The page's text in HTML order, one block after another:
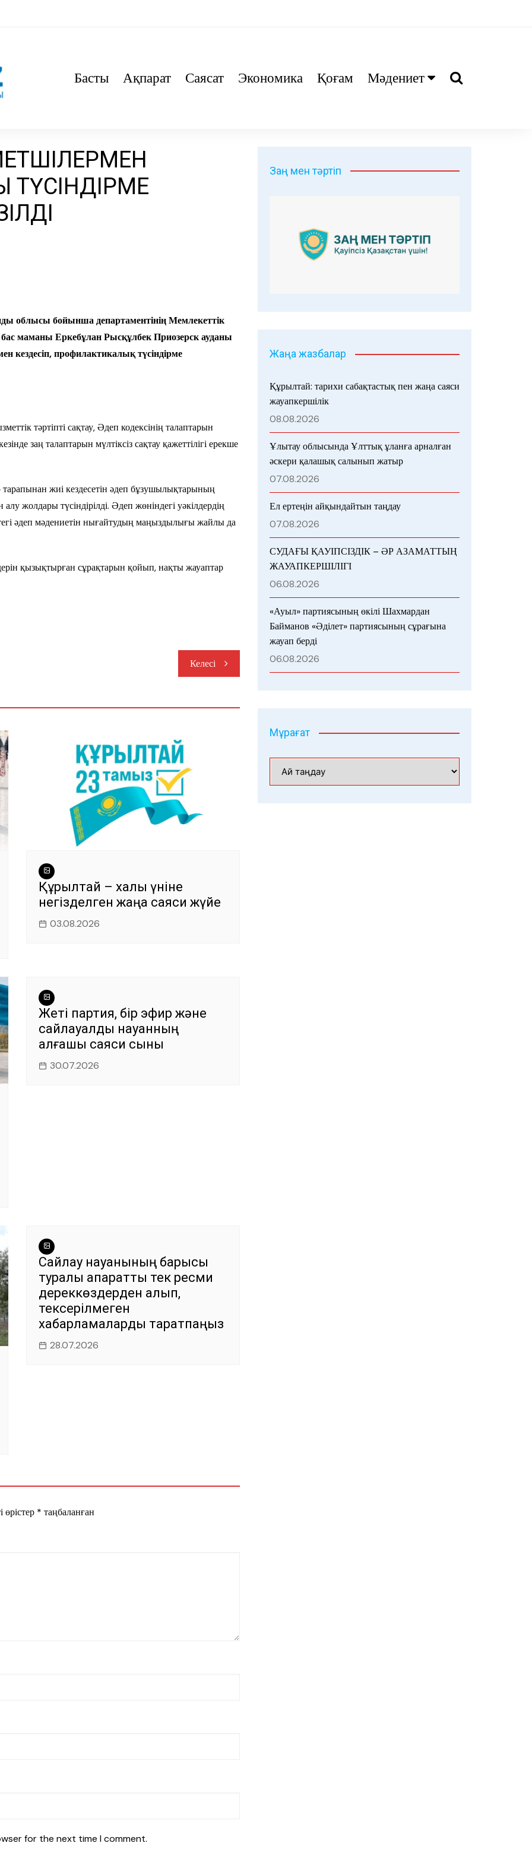
Басты Ақпарат Саясат Экономика Қоғам Мәдениет
ТҮСІНДІРМЕ
облысы бойынша департаментінің Мемлекеттік
маманы Еркебұлан Рысқұлбек Приозерск ауданы
кездесіп, профилактикалық түсіндірме
тәртіпті сақтау, Әдеп кодексінің талаптарын
заң талаптарын мүлтіксіз сақтау қажеттілігі ерекше
жиі кездесетін әдеп бұзушылықтарының
жолдары түсіндірілді. Әдеп жөніндегі уәкілдердің
әдеп мәдениетін нығайтудың маңыздылығы жайлы да
қызықтырған сұрақтарын қойып, нақты жауаптар
Келесі
Құрылтай – халық үніне
негізделген жаңа саяси жүйе
03.08.2026
Жеті партия, бір эфир және
сайлауалды науқанның
алғашқы саяси сыны
30.07.2026
Сайлау науқанының барысы
туралы ақпаратты тек ресми
дереккөздерден алып,
тексерілмеген
хабарламаларды таратпаңыз
28.07.2026
өрістер * таңбаланған
for the next time I comment.
Заң мен тәртіп
Жаңа жазбалар
Құрылтай: тарихи сабақтастық пен жаңа саяси
жауапкершілік
08.08.2026
Ұлытау облысында Ұлттық ұланға арналған
әскери қалашық салынып жатыр
07.08.2026
Ел ертеңін айқындайтын таңдау
07.08.2026
СУДАҒЫ ҚАУІПСІЗДІК – ӘР АЗАМАТТЫҢ
ЖАУАПКЕРШІЛІГІ
06.08.2026
«Ауыл» партиясының өкілі Шахмардан
Байманов «Әділет» партиясының сұрағына
жауап берді
06.08.2026
Мұрағат